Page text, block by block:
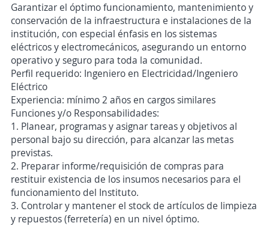
Garantizar el óptimo funcionamiento, mantenimiento y
conservación de la infraestructura e instalaciones de la
institución, con especial énfasis en los sistemas
eléctricos y electromecánicos, asegurando un entorno
operativo y seguro para toda la comunidad.
Perfil requerido: Ingeniero en Electricidad/Ingeniero
Eléctrico
Experiencia: mínimo 2 años en cargos similares
Funciones y/o Responsabilidades:
1. Planear, programas y asignar tareas y objetivos al
personal bajo su dirección, para alcanzar las metas
previstas.
2. Preparar informe/requisición de compras para
restituir existencia de los insumos necesarios para el
funcionamiento del Instituto.
3. Controlar y mantener el stock de artículos de limpieza
y repuestos (ferretería) en un nivel óptimo.